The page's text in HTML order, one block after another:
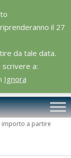
il 27
da tale data.
a:
Ignora
importo a partire